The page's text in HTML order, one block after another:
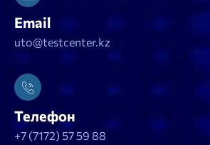
Email
uto@testcenter.kz
Телефон
+7 (7172) 57 59 88